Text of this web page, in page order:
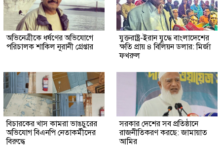
অভিনেত্রীকে ধর্ষণের অভিযোগে
পরিচালক শাকিল নূরানী গ্রেপ্তার
যুক্তরাষ্ট্র-ইরান যুদ্ধে বাংলাদেশের
ক্ষতি প্রায় ৪ বিলিয়ন ডলার: মির্জা
ফখরুল
বিচারকের খাস কামরা ভাঙচুরের
অভিযোগ বিএনপি নেতাকর্মীদের
বিরুদ্ধে
সরকার দেশের সব প্রতিষ্ঠানে
রাজনীতিকরণ করছে: জামায়াত
আমির